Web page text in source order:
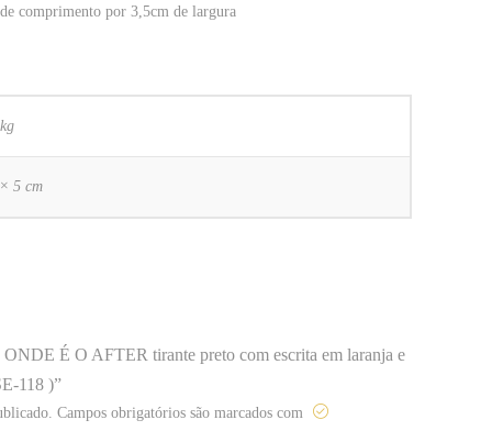
comprimento por 3,5cm de largura
5 cm
É O AFTER tirante preto com escrita em laranja e
118 )”
Campos obrigatórios são marcados com